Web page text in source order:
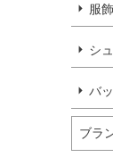
服
シ
バ
ブラ